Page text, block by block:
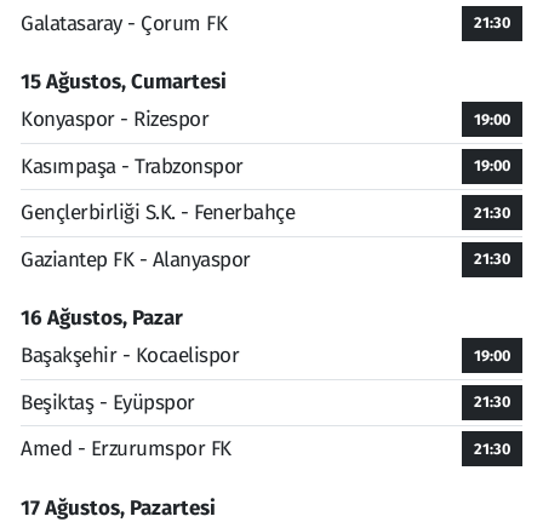
Galatasaray - Çorum FK
21:30
15 Ağustos, Cumartesi
Konyaspor - Rizespor
19:00
Kasımpaşa - Trabzonspor 19:00
Gençlerbirliği S.K. - Fenerbahçe 21:30
Gaziantep FK - Alanyaspor 21:30
16 Ağustos, Pazar
Başakşehir - Kocaelispor
19:00
Beşiktaş - Eyüpspor 21:30
Amed - Erzurumspor FK 21:30
17 Ağustos, Pazartesi